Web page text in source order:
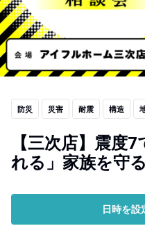
防災 災害 耐震 構造
【三次店】震度
れる」家族を守
日時を設